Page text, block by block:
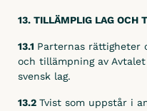
13. TILLÄMPLIG LAG OCH
13.1 Parternas rättigheter
och tillämpning av
svensk lag.
13.2 Tvist som uppstår i